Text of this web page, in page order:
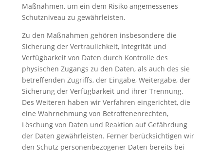
Maßnahmen, um ein dem Risiko angemessenes
Schutzniveau zu gewährleisten.
Zu den Maßnahmen gehören insbesondere die
Sicherung der Vertraulichkeit, Integrität und
Verfügbarkeit von Daten durch Kontrolle des
physischen Zugangs zu den Daten, als auch des sie
betreffenden Zugriffs, der Eingabe, Weitergabe, der
Sicherung der Verfügbarkeit und ihrer Trennung.
Des Weiteren haben wir Verfahren eingerichtet, die
eine Wahrnehmung von Betroffenenrechten,
Löschung von Daten und Reaktion auf Gefährdung
der Daten gewährleisten. Ferner berücksichtigen wir
den Schutz personenbezogener Daten bereits bei